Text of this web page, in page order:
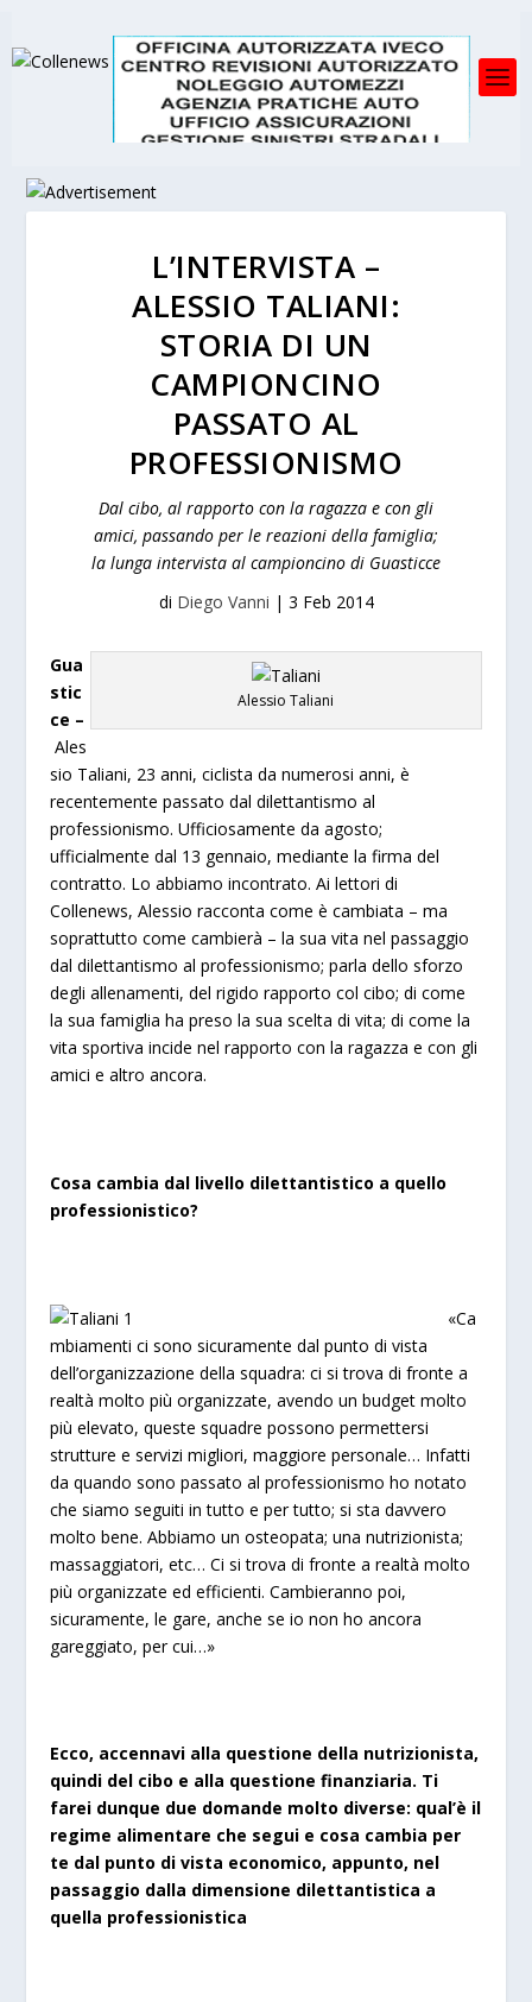
L’INTERVISTA –
ALESSIO TALIANI:
STORIA DI UN
CAMPIONCINO
PASSATO AL
PROFESSIONISMO
Dal cibo, al rapporto con la ragazza e con gli
amici, passando per le reazioni della famiglia;
la lunga intervista al campioncino di Guasticce
di Diego Vanni | 3 Feb 2014
Alessio Taliani
Gua
stic
ce –
Ales
sio Taliani, 23 anni, ciclista da numerosi anni, è
recentemente passato dal dilettantismo al
professionismo. Ufficiosamente da agosto;
ufficialmente dal 13 gennaio, mediante la firma del
contratto. Lo abbiamo incontrato. Ai lettori di
Collenews, Alessio racconta come è cambiata – ma
soprattutto come cambierà – la sua vita nel passaggio
dal dilettantismo al professionismo; parla dello sforzo
degli allenamenti, del rigido rapporto col cibo; di come
la sua famiglia ha preso la sua scelta di vita; di come la
vita sportiva incide nel rapporto con la ragazza e con gli
amici e altro ancora.
Cosa cambia dal livello dilettantistico a quello
professionistico?
«Ca
mbiamenti ci sono sicuramente dal punto di vista
dell’organizzazione della squadra: ci si trova di fronte a
realtà molto più organizzate, avendo un budget molto
più elevato, queste squadre possono permettersi
strutture e servizi migliori, maggiore personale… Infatti
da quando sono passato al professionismo ho notato
che siamo seguiti in tutto e per tutto; si sta davvero
molto bene. Abbiamo un osteopata; una nutrizionista;
massaggiatori, etc… Ci si trova di fronte a realtà molto
più organizzate ed efficienti. Cambieranno poi,
sicuramente, le gare, anche se io non ho ancora
gareggiato, per cui…»
Ecco, accennavi alla questione della nutrizionista,
quindi del cibo e alla questione finanziaria. Ti
farei dunque due domande molto diverse: qual’è il
regime alimentare che segui e cosa cambia per
te dal punto di vista economico, appunto, nel
passaggio dalla dimensione dilettantistica a
quella professionistica